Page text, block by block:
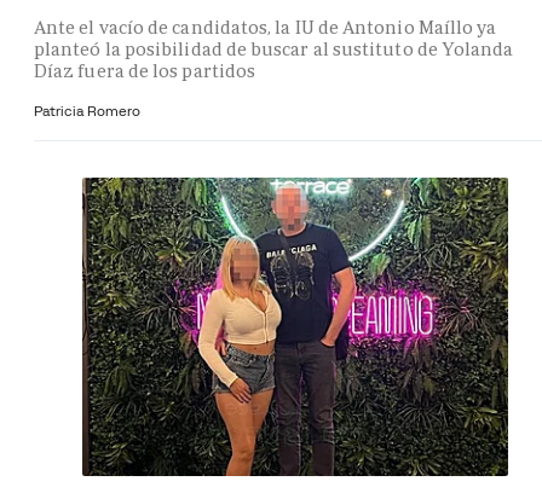
Ante el vacío de candidatos, la IU de Antonio Maíllo ya
planteó la posibilidad de buscar al sustituto de Yolanda
Díaz fuera de los partidos
Patricia Romero